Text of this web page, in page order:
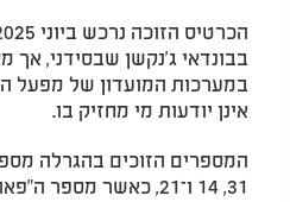
בבונדאי ג'נקשן שבסידני,
במערכות המועדון של מפעל
אינן יודעות מי מחזיק בו.
31, 14 ו־21, כאשר מספר ה"פאוורבול" היה 6.